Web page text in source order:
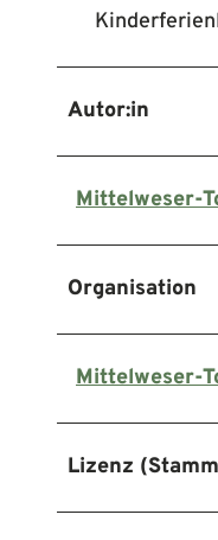
Autor:in
Mittelweser-
Organisation
Mittelweser-
Lizenz